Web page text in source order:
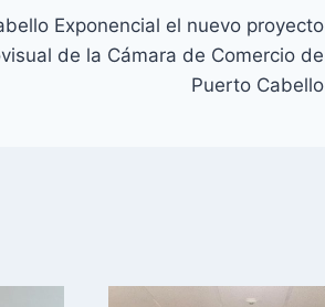
Exponencial el nuevo proyecto
de la Cámara de Comercio de
Puerto Cabello